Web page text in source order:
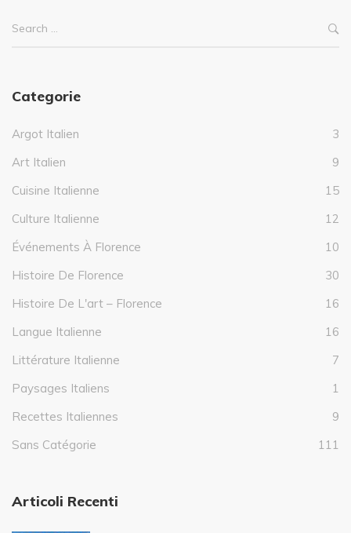
Categorie
Argot Italien
3
Art Italien
9
Cuisine Italienne
15
Culture Italienne
12
Événements À Florence
10
Histoire De Florence
30
Histoire De L'art – Florence
16
Langue Italienne
16
Littérature Italienne
7
Paysages Italiens
1
Recettes Italiennes
9
Sans Catégorie
111
Articoli Recenti